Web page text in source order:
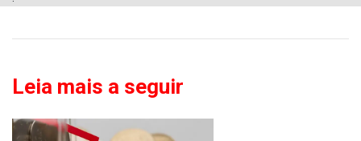
Leia mais a seguir